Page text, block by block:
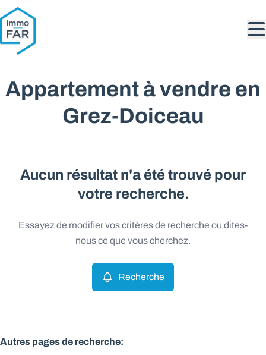
Aller au contenu principal
Appartement à vendre en
Grez-Doiceau
Aucun résultat n'a été trouvé pour
votre recherche.
Essayez de modifier vos critères de recherche ou dites-
nous ce que vous cherchez.
Recherche
Autres pages de recherche: